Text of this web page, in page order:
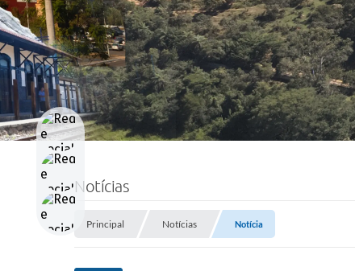
Notícias
Principal Notícias Notícia